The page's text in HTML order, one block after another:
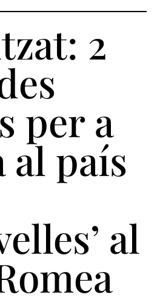
2
per a
al país
al